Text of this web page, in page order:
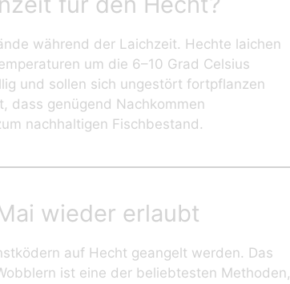
während der Laichzeit. Hechte laichen
um die 6–10 Grad Celsius
und sollen sich ungestört fortpflanzen
dass genügend Nachkommen
nachhaltigen Fischbestand.
wieder erlaubt
auf Hecht geangelt werden. Das
ist eine der beliebtesten Methoden,